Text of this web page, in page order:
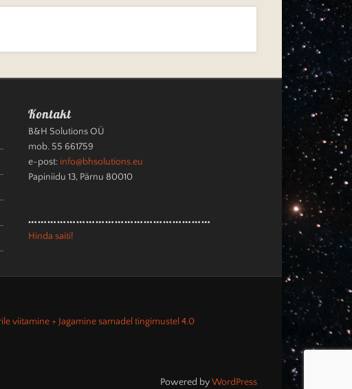
Kontakt
B&H Solutions OÜ
mob. 55 661759
e-post: info@bhsolutions.eu
Papiniidu 13, Pärnu 80010
…………………………………………………
Hinda saiti!
viitamine + Jagamine samadel tingimustel 4.0
Powered byWordPress